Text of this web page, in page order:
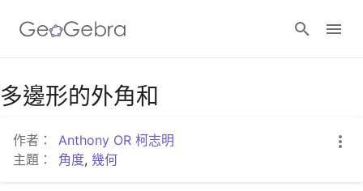
Google Classroom
GeoGebra Classroom
多邊形的外角和
作者：
Anthony OR 柯志明
主題：
角度, 幾何